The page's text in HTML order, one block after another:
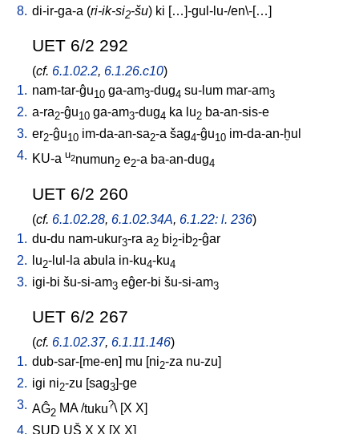
8. di-ir-ga-a (ri-ik-si2-šu) ki […]-gul-lu-/en\-[…]
UET 6/2 292
(cf. 6.1.02.2, 6.1.26.c10)
1. nam-tar-ĝu10 ga-am3-dug4 su-lum mar-am3
2. a-ra2-ĝu10 ga-am3-dug4 ka lu2 ba-an-sis-e
3. er2-ĝu10 im-da-an-sa2-a šag4-ĝu10 im-da-an-ḫul
4. KU-a u2numun2 e2-a ba-an-dug4
UET 6/2 260
(cf. 6.1.02.28, 6.1.02.34A, 6.1.22: l. 236)
1. du-du nam-ukur3-ra a2 bi2-ib2-ĝar
2.
lu2-lul-la abula in-ku4-ku4
3. igi-bi šu-si-am3 eĝer-bi šu-si-am3
UET 6/2 267
(cf. 6.1.02.37, 6.1.11.146)
1. dub-sar-[me-en] mu [ni2-za nu-zu]
2. igi ni2-zu [sag3]-ge
3. AĜ2 MA/tuku?\ [ X X
4. SUD UŠ X X [X X]